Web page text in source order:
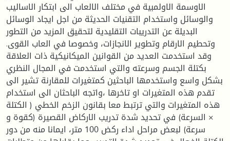
الاوسمة الاولمبية في مختلف الالعاب الى ابتكار الاساليب
والوسائل واستخدام التقنيات الحديثة من اجل ايجاد الوسائل
البديلة عن التدريبات التقليدية لتحقيق المزيد من التطور
وتحطيم الارقام وتطوير الانجازات، وخصوصا في العاب القوى.
وقد استخدمت العديد من القوانين الميكانيكية ذات العلاقة
بكتلة الجسم وسرعته والتي استخدمت في المجال النظري
بشكل واسع واستخدمها الباحثين كمتغيرات للمقارنة تشير الى
تقدم هذه المتغيرات او تاخرها ،واتجه الباحثان الى استخدام
هذه المتغيرات والتي ترتبط معا بقانون الزخم الخطي ( الكتلة
× السرعة) في تحديد شدة تدريب الاركاض القصيرة (كقوة و
سرعة) لبعض مراحل اداء ركض 100 متر، ايمانا منه من دور